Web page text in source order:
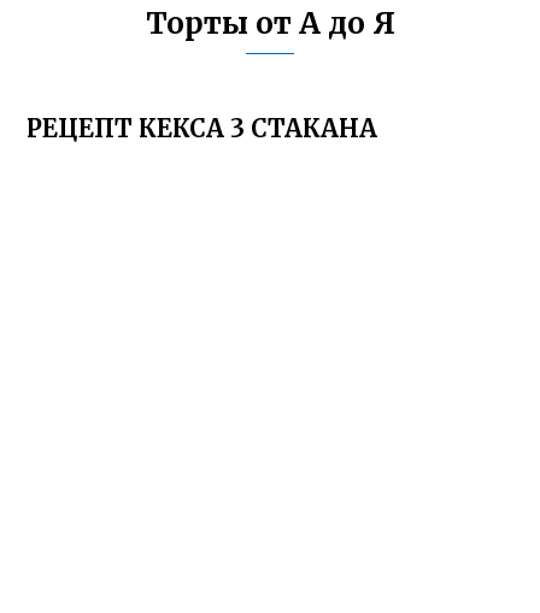
Торты от А до Я
РЕЦЕПТ КЕКСА 3 СТАКАНА